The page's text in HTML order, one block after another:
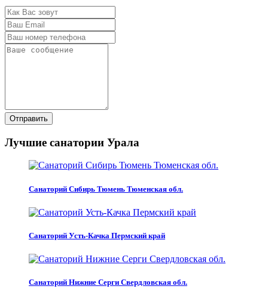
Отправить
Лучшие санатории Урала
Санаторий Сибирь Тюмень Тюменская обл.
Санаторий Усть-Качка Пермский край
Санаторий Нижние Серги Свердловская обл.